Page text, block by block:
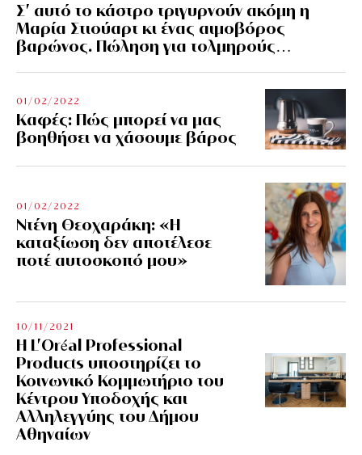
Σ’ αυτό το κάστρο τριγυρνούν ακόμη η
Μαρία Στιούαρτ κι ένας αιμοβόρος
βαρώνος. Πώληση για τολμηρούς…
01/02/2022
Kαφές: Πώς μπορεί να μας
βοηθήσει να χάσουμε βάρος
01/02/2022
Ντένη Θεοχαράκη: «Η
καταξίωση δεν αποτέλεσε
ποτέ αυτοσκοπό μου»
10/11/2021
Η L’Οréal Professional
Products υποστηρίζει το
Κοινωνικό Κομμωτήριο του
Κέντρου Υποδοχής και
Αλληλεγγύης του Δήμου
Αθηναίων